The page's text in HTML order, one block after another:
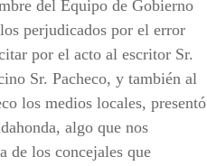
del Equipo de Gobierno
perjudicados por el error
por el acto al escritor Sr.
Sr. Pacheco, y también al
los medios locales, presentó
algo que nos
de los concejales que